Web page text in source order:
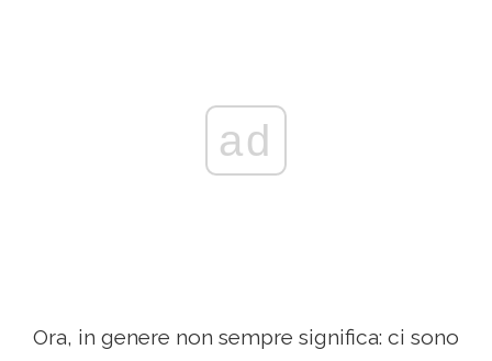
ad
Ora, in genere non sempre significa: ci sono